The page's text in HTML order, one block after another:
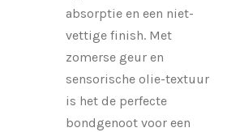
absorptie en een niet-
vettige finish. Met
zomerse geur en
sensorische olie-textuur
is het de perfecte
bondgenoot voor een